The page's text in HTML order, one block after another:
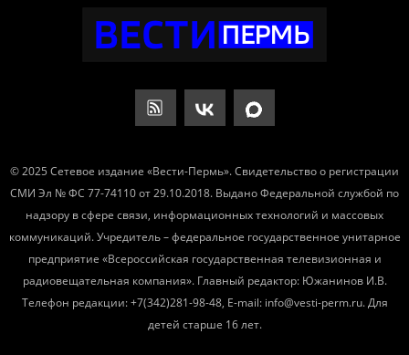
© 2025 Сетевое издание «Вести-Пермь». Свидетельство о регистрации
СМИ Эл № ФС 77-74110 от 29.10.2018. Выдано Федеральной службой по
надзору в сфере связи, информационных технологий и массовых
коммуникаций. Учредитель – федеральное государственное унитарное
предприятие «Всероссийская государственная телевизионная и
радиовещательная компания». Главный редактор: Южанинов И.В.
Телефон редакции: +7(342)281-98-48, E-mail: info@vesti-perm.ru. Для
детей старше 16 лет.